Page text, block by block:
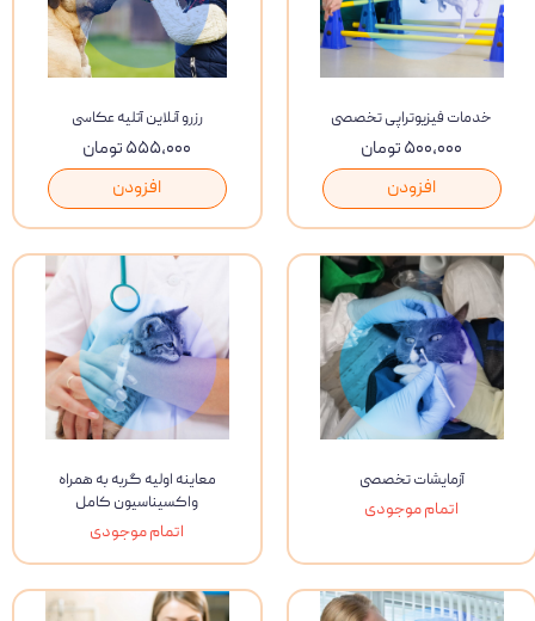
خدمات فیزیوتراپی تخصصی
۵۰۰,۰۰۰ تومان
افزودن
رزرو آنلاین آتلیه عکاسی
۵۵۵,۰۰۰ تومان
افزودن
آزمایشات تخصصی
اتمام موجودی
معاینه اولیه گربه به همراه
واکسیناسیون کامل
اتمام موجودی